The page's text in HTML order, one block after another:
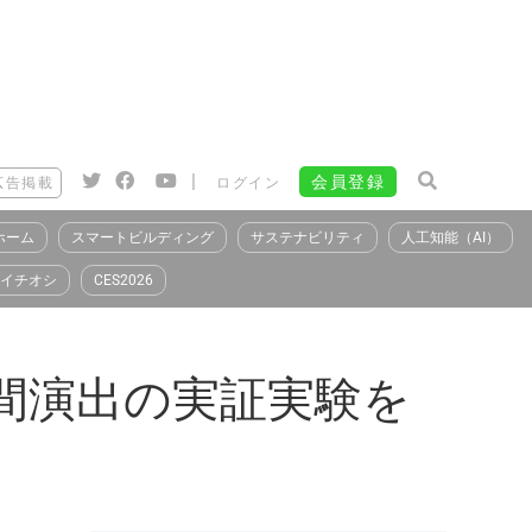
告掲載 | ログイン 会員登録
ーム スマートビルディング サステナビリティ 人工知能（AI）
イチオシ CES2026
演出の実証実験を